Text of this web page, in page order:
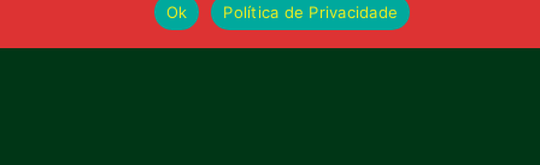
Ok
Política de Privacidade